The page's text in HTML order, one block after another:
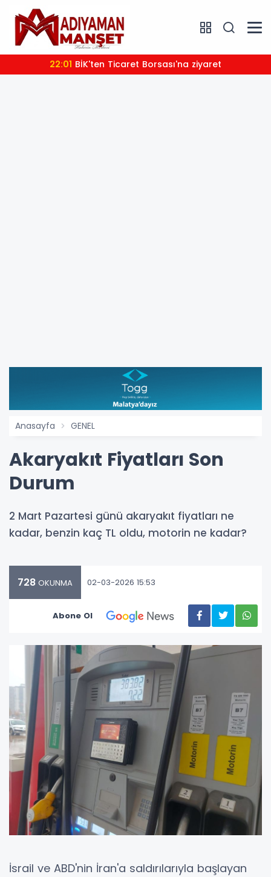
22:01 BİK'ten Ticaret Borsası'na ziyaret
Anasayfa GENEL
Akaryakıt Fiyatları Son
Durum
2 Mart Pazartesi günü akaryakıt fiyatları ne
kadar, benzin kaç TL oldu, motorin ne kadar?
728 OKUNMA 02-03-2026 15:53
Abone Ol
İsrail ve ABD'nin İran'a saldırılarıyla başlayan